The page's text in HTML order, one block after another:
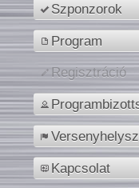
Szponzorok
Program
Regisztráció
Kapcsolat